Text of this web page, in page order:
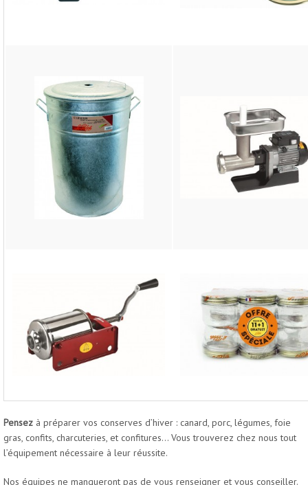
Pensez à préparer vos conserves d’hiver : canard, porc, légumes, foie
gras, confits, charcuteries, et confitures… Vous trouverez chez nous tout
l’équipement nécessaire à leur réussite.
Nos équipes ne manqueront pas de vous renseigner et vous conseiller.